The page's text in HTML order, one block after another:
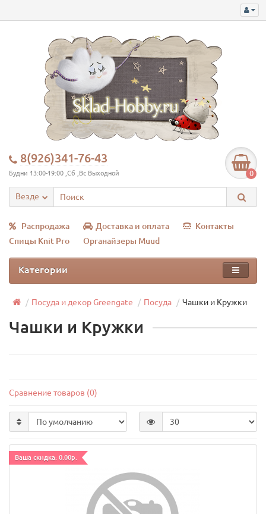
8(926)341-76-43
Будни 13:00-19:00 ,Сб ,Вс Выходной 0
Везде
Распродажа Доставка и оплата
Контакты
Спицы Knit Pro
Органайзеры Muud
Категории
Посуда и декор Greengate Посуда Чашки и Кружки
Чашки и Кружки
Сравнение товаров (0)
Ваша скидка: 0.00р.